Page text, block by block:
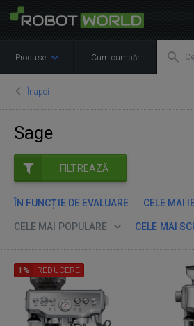
Produse Cum cumpăr
Înapoi
Sage
FILTREAZĂ
ÎN FUNCȚIE DE EVALUARE CELE MAI
CELE MAI POPULARE CELE MAI
1% REDUCERE